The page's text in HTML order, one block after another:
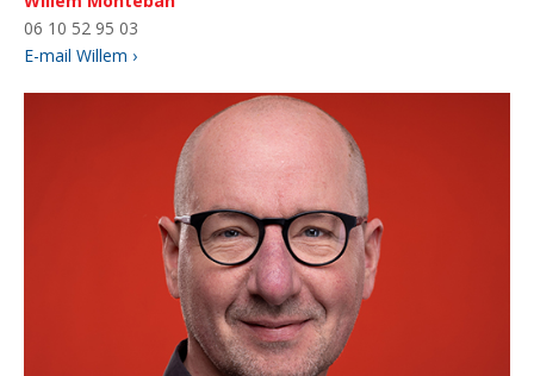
06 10 52 95 03
E-mail Willem ›